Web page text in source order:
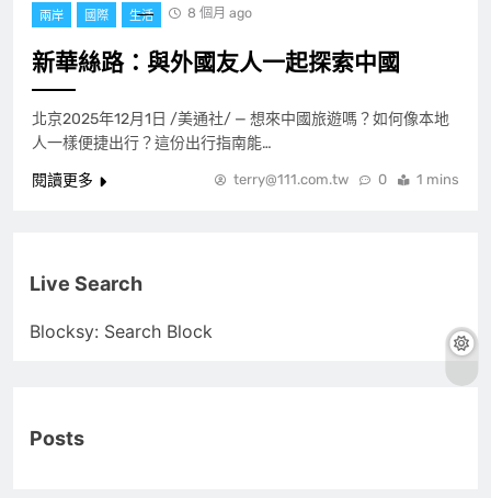
兩岸 國際 生活 8 個月 ago
新華絲路：與外國友人一起探索中國
北京2025年12月1日 /美通社/ — 想來中國旅遊嗎？如何像本地
人一樣便捷出行？這份出行指南能…
閱讀更多
terry@111.com.tw 0 1 mins
Live Search
Blocksy: Search Block
Posts